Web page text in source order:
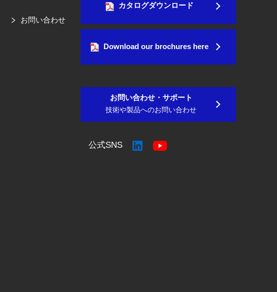
お問い合わせ
カタログダウンロード
Download our brochures here
お問い合わせ・サポート
技術や製品へのお問い合わせ
公式SNS